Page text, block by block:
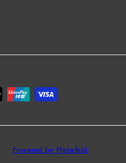
Powered by Metafeld